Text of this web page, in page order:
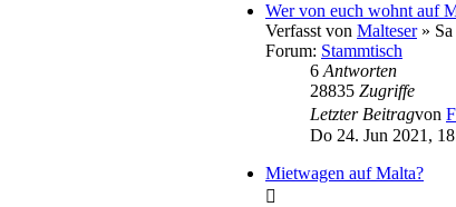
Wer von euch wohnt auf
Verfasst von Malteser» Sa
Forum: Stammtisch
6Antworten
28835 Zugriffe
Letzter Beitragvon
Do 24. Jun 2021,
Mietwagen auf Malta?